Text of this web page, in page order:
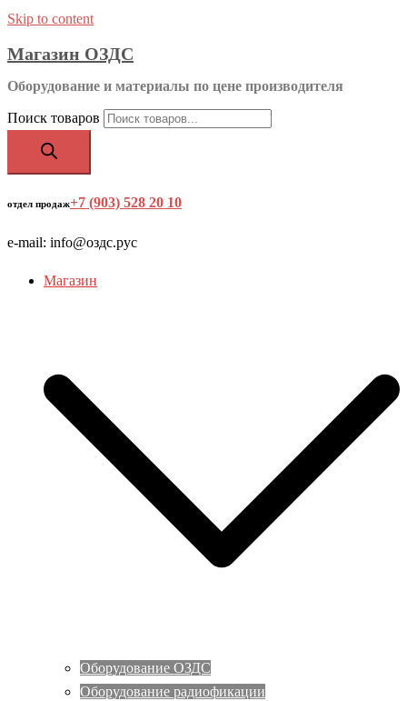
Skip to content
Магазин ОЗДС
Оборудование и материалы по цене производителя
Поиск товаров
отдел продаж+7 (903) 528 20 10
e-mail: info@оздс.рус
Магазин
Оборудование ОЗДС
Оборудование радиофикации